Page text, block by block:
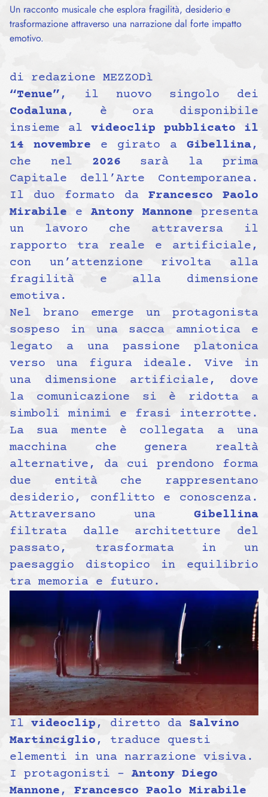
Un racconto musicale che esplora fragilità, desiderio e
trasformazione attraverso una narrazione dal forte impatto
emotivo.
di redazione MEZZODì
“Tenue” , il nuovo singolo dei
Codaluna, è ora disponibile
insieme al videoclip pubblicato il
14 novembre e girato a Gibellina,
che nel 2026 sarà la prima
Capitale dell’Arte Contemporanea.
Il duo formato da Francesco Paolo
Mirabile e Antony Mannone presenta
un lavoro che attraversa il
rapporto tra reale e artificiale,
con un’attenzione rivolta alla
fragilità e alla dimensione
emotiva.
Nel brano emerge un protagonista
sospeso in una sacca amniotica e
legato a una passione platonica
verso una figura ideale. Vive in
una dimensione artificiale, dove
la comunicazione si è ridotta a
simboli minimi e frasi interrotte.
La sua mente è collegata a una
macchina che genera realtà
alternative, da cui prendono forma
due entità che rappresentano
desiderio, conflitto e conoscenza.
Attraversano una Gibellina
filtrata dalle architetture del
passato, trasformata in un
paesaggio distopico in equilibrio
tra memoria e futuro.
Il videoclip , diretto da Salvino
Martinciglio , traduce questi
elementi in una narrazione visiva.
I protagonisti – Antony Diego
Mannone , Francesco Paolo Mirabile